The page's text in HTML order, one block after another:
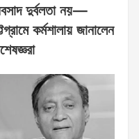
দুর্বলতা নয়—
কর্মশালায় জানালেন